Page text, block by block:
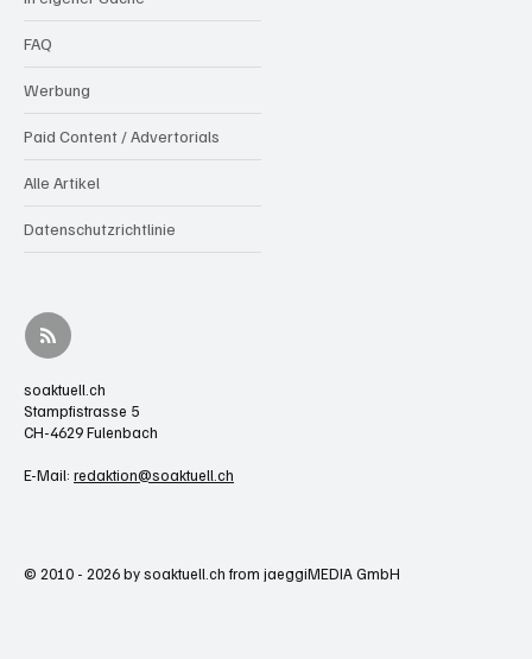
FAQ
Werbung
Paid Content / Advertorials
Alle Artikel
Datenschutzrichtlinie
soaktuell.ch
Stampfistrasse 5
CH-4629 Fulenbach
E-Mail: redaktion@soaktuell.ch
© 2010 - 2026 by soaktuell.ch from jaeggiMEDIA GmbH